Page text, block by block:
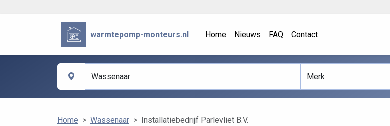
warmtepomp-monteurs.nl Home Nieuws FAQ Contact
Home Wassenaar Installatiebedrijf Parlevliet B.V.